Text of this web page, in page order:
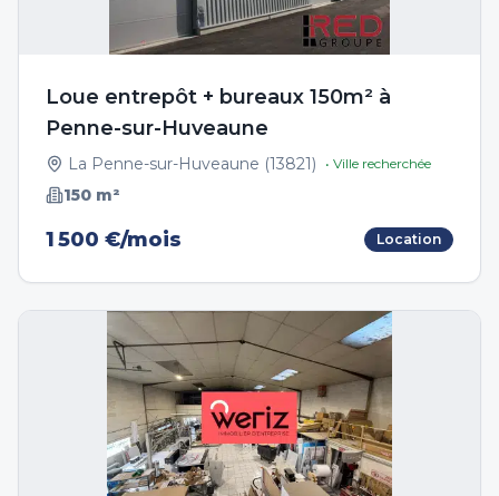
Loue entrepôt + bureaux 150m² à
Penne-sur-Huveaune
La Penne-sur-Huveaune (13821) • Ville recherchée
150 m²
1 500 €/mois Location